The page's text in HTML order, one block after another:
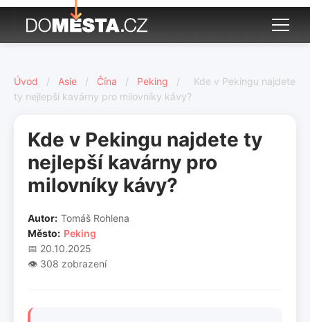
Úvod / Asie / Čína / Peking /
Kde v Pekingu najdete
ty nejlepší kavárny pro milovníky kávy?
Kde v Pekingu najdete ty
nejlepší kavárny pro
milovníky kávy?
Autor: Tomáš Rohlena
Město: Peking
📅 20.10.2025
👁️ 308 zobrazení